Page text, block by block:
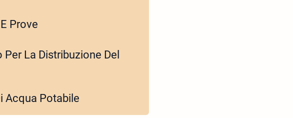
Prove
La Distribuzione Del
Acqua Potabile